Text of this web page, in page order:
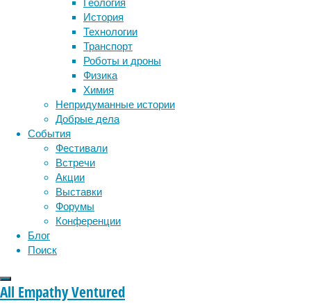
Геология
История
Технологии
Транспорт
Роботы и дроны
Физика
Химия
Непридуманные истории
Добрые дела
События
Фестивали
Встречи
Акции
Выставки
Форумы
Конференции
Блог
Поиск
All Empathy Ventured
мере
двух
агентов.
Запомнить
местоположение
двух
неодушевленных
предметов
Канзи
не
удалось,
а
другие
четыре
особи
не
Результаты
здоровье
инструменты и методы
исследования
лекарства медицина
мозг наука неврология
нейробиология
нейрофизиология
поведение
сон социальные проблемы
физиология
эмоции эпидемия